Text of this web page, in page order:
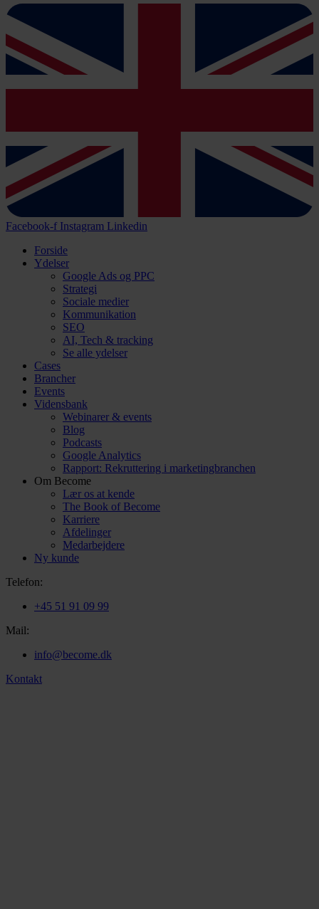
Facebook-f Instagram Linkedin
Forside
Ydelser
Google Ads og PPC
Strategi
Sociale medier
Kommunikation
SEO
AI, Tech & tracking
Se alle ydelser
Cases
Brancher
Events
Vidensbank
Webinarer & events
Blog
Podcasts
Google Analytics
Rapport: Rekruttering i marketingbranchen
Om Become
Lær os at kende
The Book of Become
Karriere
Afdelinger
Medarbejdere
Ny kunde
Telefon:
+45 51 91 09 99
Mail:
info@become.dk
Kontakt